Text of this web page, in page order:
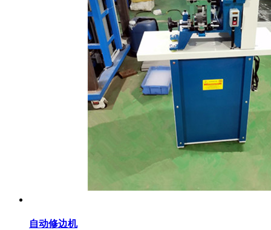
自动修边机